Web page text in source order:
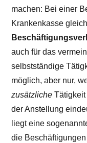
machen: Bei einer
Krankenkasse
auch für das
selbstständige
möglich, aber nur,
zusätzliche Tätigkeit
der Anstellung
liegt eine
die